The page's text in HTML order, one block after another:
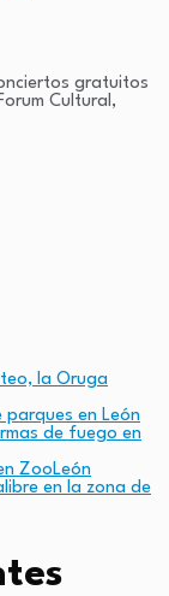
gratuitos
Cultural,
la Oruga
parques en León
de fuego en
ZooLeón
en la zona de